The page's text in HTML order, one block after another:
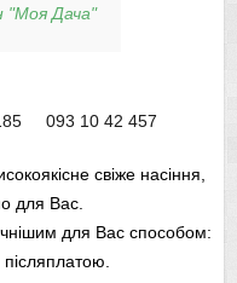
"Моя Дача"
093 10 42 457
свіже насіння,
для Вас.
для Вас способом: